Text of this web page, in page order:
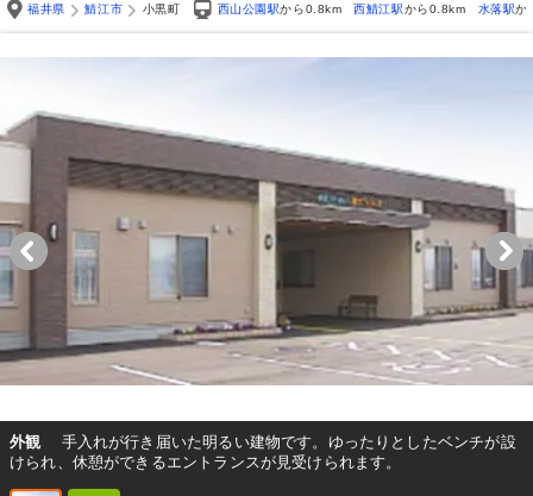
福井県
鯖江市 小黒町 西山公園駅から0.8km 西鯖江駅から0.8km 水落駅か
外観
手入れが行き届いた明るい建物です。ゆったりとしたベンチが設
けられ、休憩ができるエントランスが見受けられます。